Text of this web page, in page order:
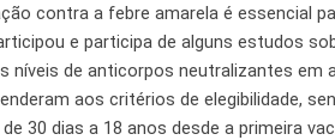
contra a febre amarela é essencial
e participa de alguns estudos
níveis de anticorpos neutralizantes em
aos critérios de elegibilidade,
30 dias a 18 anos desde a primeira